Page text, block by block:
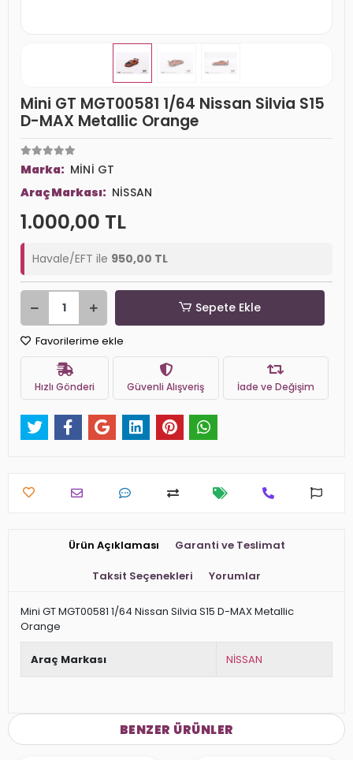
Mini GT MGT00581 1/64 Nissan Silvia S15
D-MAX Metallic Orange
Marka: MİNİ GT
Araç Markası: NİSSAN
1.000,00 TL
Havale/EFT ile 950,00 TL
Sepete Ekle
Favorilerime ekle
Hızlı Gönderi Güvenli Alışveriş İade ve Değişim
Ürün Açıklaması Garanti ve Teslimat
Taksit Seçenekleri Yorumlar
Mini GT MGT00581 1/64 Nissan Silvia S15 D-MAX Metallic
Orange
Araç Markası NİSSAN
BENZER ÜRÜNLER